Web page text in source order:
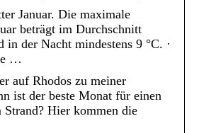
Januar. Die maximale
beträgt im Durchschnitt
in der Nacht mindestens 9 °C. ·
…
auf Rhodos zu meiner
ist der beste Monat für einen
Strand? Hier kommen die